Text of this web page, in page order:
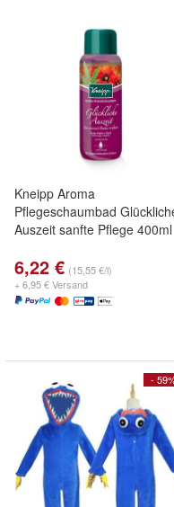
Kneipp Aroma
Pflegeschaumbad
Auszeit sanfte Pflege 400ml
6,22 € (15,55 €/l)
+ 6,95 € Versand
-